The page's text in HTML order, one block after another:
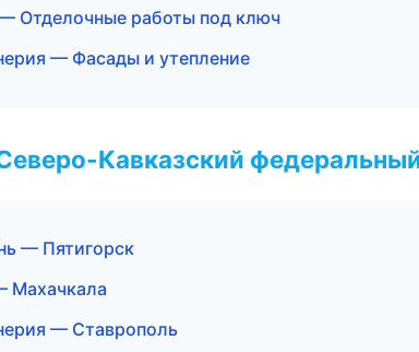
Отделочные работы под ключ
— Фасады и утепление
Кавказский
— Пятигорск
Махачкала
— Ставрополь